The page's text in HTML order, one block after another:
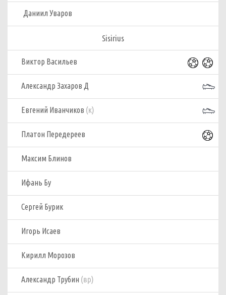
Даниил Уваров
Sisirius
Виктор Васильев
Александр Захаров Д
Евгений Иванчиков (к)
Платон Передереев
Максим Блинов
Ифань Бу
Сергей Бурик
Игорь Исаев
Кирилл Морозов
Александр Трубин (вр)